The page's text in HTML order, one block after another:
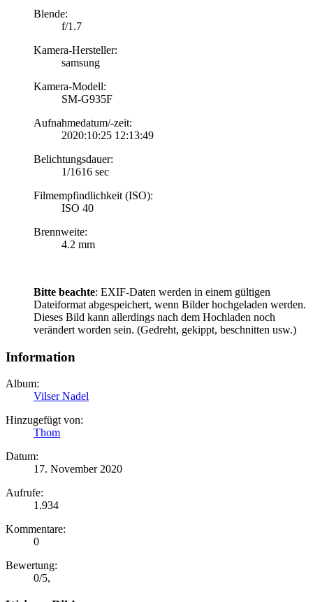
Blende:
f/1.7
Kamera-Hersteller:
samsung
Kamera-Modell:
SM-G935F
Aufnahmedatum/-zeit:
2020:10:25 12:13:49
Belichtungsdauer:
1/1616 sec
Filmempfindlichkeit (ISO):
ISO 40
Brennweite:
4.2 mm
Bitte beachte: EXIF-Daten werden in einem gültigen
Dateiformat abgespeichert, wenn Bilder hochgeladen werden.
Dieses Bild kann allerdings nach dem Hochladen noch
verändert worden sein. (Gedreht, gekippt, beschnitten usw.)
Information
Album:
Vilser Nadel
Hinzugefügt von:
Thom
Datum:
17. November 2020
Aufrufe:
1.934
Kommentare:
0
Bewertung:
0/5,